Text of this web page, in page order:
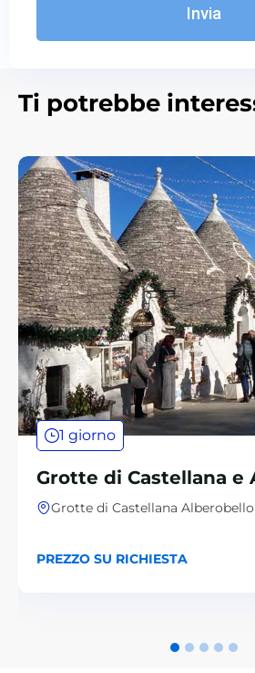
Invia
Ti potrebbe
1 giorno
Grotte di Castellana e
Grotte di Castellana Alberobello
PREZZO SU RICHIESTA